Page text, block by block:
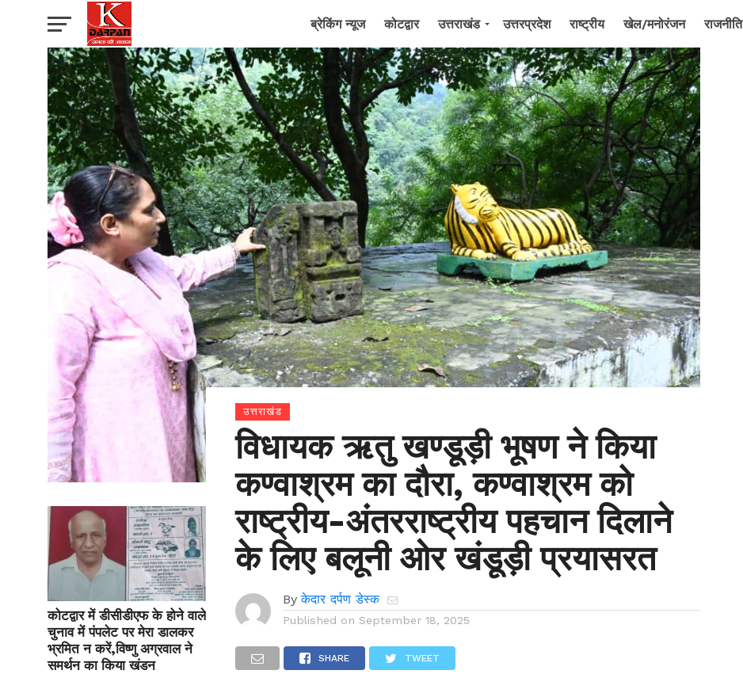
ब्रेकिंग न्यूज कोटद्वार उत्तराखंड उत्तरप्रदेश राष्ट्रीय खेल/मनोरंजन राजनीति
कोटद्वार में डीसीडीएफ के होने वाले
चुनाव में पंपलेट पर मेरा डालकर
भ्रमित न करें,विष्णु अग्रवाल ने
समर्थन का किया खंडन
उत्तराखंड
विधायक ऋतु खण्डूड़ी भूषण ने किया
कण्वाश्रम का दौरा, कण्वाश्रम को
राष्ट्रीय-अंतरराष्ट्रीय पहचान दिलाने
के लिए बलूनी ओर खंडूड़ी प्रयासरत
By केदार दर्पण डेस्क
Published on September 18, 2025
SHARE TWEET